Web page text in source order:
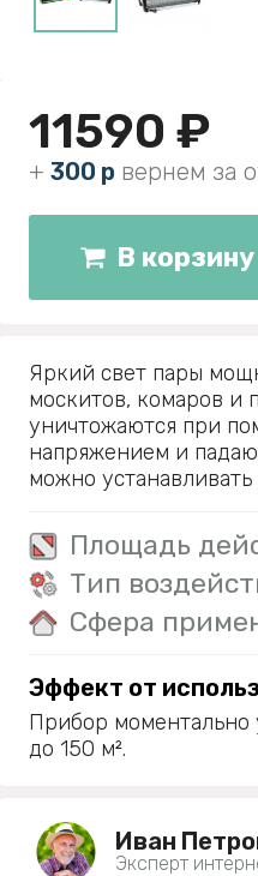
11590 ₽
+ 300 р вернем за
В корзину
Яркий свет пары
москитов, комаров и
уничтожаются при
напряжением и
можно
Площадь
Тип
Сфера
Эффект от
Прибор моментально
до 150 м².
Иван
Эксперт